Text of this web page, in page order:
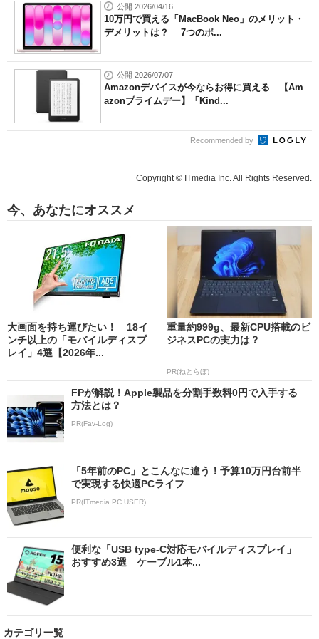
公開 2026/04/16
10万円で買える「MacBook Neo」のメリット・
デメリットは？ 7つのポ...
公開 2026/07/07
Amazonデバイスが今ならお得に買える 【Am
azonプライムデー】「Kind...
Recommended by
Copyright © ITmedia Inc. All Rights Reserved.
今、あなたにオススメ
大画面を持ち運びたい！ 18イ
ンチ以上の「モバイルディスプ
レイ」4選【2026年...
重量約999g、最新CPU搭載のビ
ジネスPCの実力は？
PR(ねとらぼ)
FPが解説！Apple製品を分割手数料0円で入手する
方法とは？
PR(Fav-Log)
「5年前のPC」とこんなに違う！予算10万円台前半
で実現する快適PCライフ
PR(ITmedia PC USER)
便利な「USB type-C対応モバイルディスプレイ」
おすすめ3選 ケーブル1本...
カテゴリ一覧